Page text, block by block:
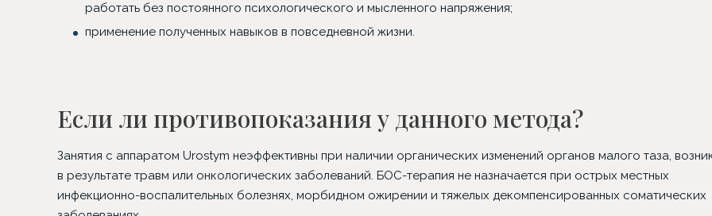
работать без постоянного психологического и мысленного напряжения;
применение полученных навыков в повседневной жизни.
Если ли противопоказания у данного метода?
Занятия с аппаратом Urostym неэффективны при наличии органических изменений органов малого таза,
в результате травм или онкологических заболеваний. БОС-терапия не назначается при острых местных
инфекционно-воспалительных болезнях, морбидном ожирении и тяжелых декомпенсированных соматических